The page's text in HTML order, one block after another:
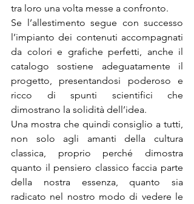
tra loro una volta messe a confronto.
Se l’allestimento segue con successo
l’impianto dei contenuti accompagnati
da colori e grafiche perfetti, anche il
catalogo sostiene adeguatamente il
progetto, presentandosi poderoso e
ricco di spunti scientifici che
dimostrano la solidità dell’idea.
Una mostra che quindi consiglio a tutti,
non solo agli amanti della cultura
classica, proprio perché dimostra
quanto il pensiero classico faccia parte
della nostra essenza, quanto sia
radicato nel nostro modo di vedere le